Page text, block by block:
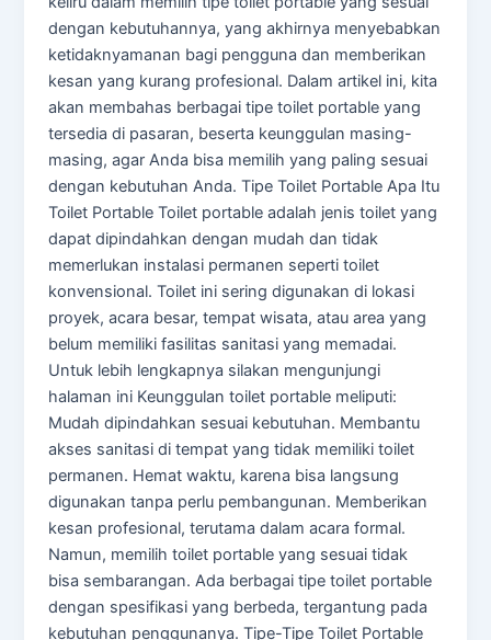
dengan kebutuhannya, yang akhirnya menyebabkan
ketidaknyamanan bagi pengguna dan memberikan
kesan yang kurang profesional. Dalam artikel ini, kita
akan membahas berbagai tipe toilet portable yang
tersedia di pasaran, beserta keunggulan masing-
masing, agar Anda bisa memilih yang paling sesuai
dengan kebutuhan Anda. Tipe Toilet Portable Apa Itu
Toilet Portable Toilet portable adalah jenis toilet yang
dapat dipindahkan dengan mudah dan tidak
memerlukan instalasi permanen seperti toilet
konvensional. Toilet ini sering digunakan di lokasi
proyek, acara besar, tempat wisata, atau area yang
belum memiliki fasilitas sanitasi yang memadai.
Untuk lebih lengkapnya silakan mengunjungi
halaman ini Keunggulan toilet portable meliputi:
Mudah dipindahkan sesuai kebutuhan. Membantu
akses sanitasi di tempat yang tidak memiliki toilet
permanen. Hemat waktu, karena bisa langsung
digunakan tanpa perlu pembangunan. Memberikan
kesan profesional, terutama dalam acara formal.
Namun, memilih toilet portable yang sesuai tidak
bisa sembarangan. Ada berbagai tipe toilet portable
dengan spesifikasi yang berbeda, tergantung pada
kebutuhan penggunanya. Tipe-Tipe Toilet Portable